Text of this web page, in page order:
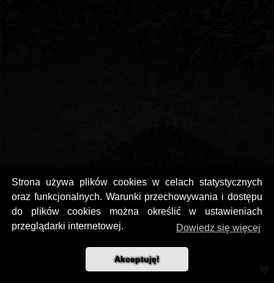
Strona używa plików cookies w celach statystycznych
oraz funkcjonalnych. Warunki przechowywania i dostępu
do plików cookies można określić w ustawieniach
przeglądarki internetowej.
Dowiedz się więcej
Akceptuję!
Culvert Dubs Session One